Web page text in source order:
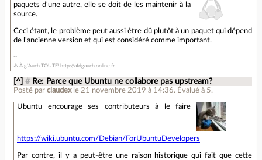
paquets d'une autre, elle se doit de les maintenir à la
source.
Ceci étant, le problème peut aussi être dû plutôt à un paquet qui dépend
de l'ancienne version et qui est considéré comme important.
⚓ À g'Auch TOUTE! http://afdgauch.online.fr
[^] # Re: Parce que Ubuntu ne collabore pas upstream?
Posté parclaudex le 21 novembre 2019 à 14:36. Évalué à 5.
Ubuntu encourage ses contributeurs à le faire
https://wiki.ubuntu.com/Debian/ForUbuntuDevelopers
Par contre, il y a peut-être une raison historique qui fait que cette